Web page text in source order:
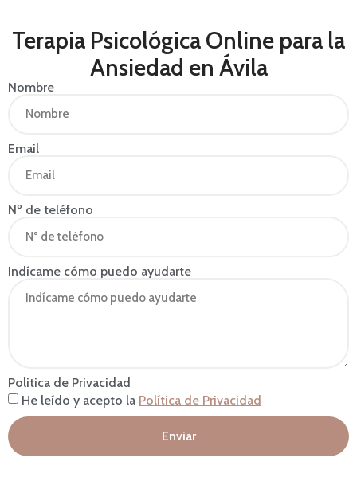
Terapia Psicológica Online para la
Ansiedad en Ávila
Nombre
Email
Nº de teléfono
Indícame cómo puedo ayudarte
Politica de Privacidad
He leído y acepto la Política de Privacidad
Enviar